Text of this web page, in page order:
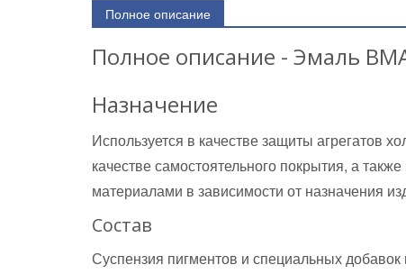
Полное описание
Полное описание - Эмаль
Назначение
Используется в качестве защиты агрегатов
качестве самостоятельного покрытия, а
материалами в зависимости от назначения
Состав
Суспензия пигментов и специальных